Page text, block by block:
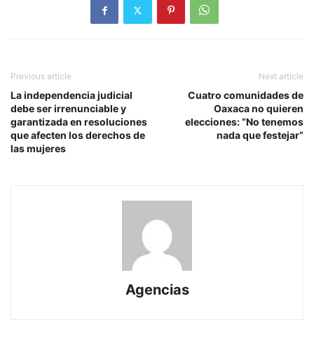
Previous article
La independencia judicial
debe ser irrenunciable y
garantizada en resoluciones
que afecten los derechos de
las mujeres
Next article
Cuatro comunidades de
Oaxaca no quieren
elecciones: “No tenemos
nada que festejar”
Agencias